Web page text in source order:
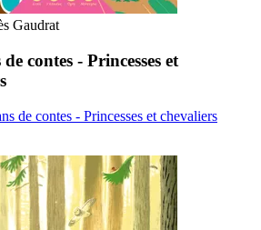
Gaudrat
contes - Princesses et
de contes - Princesses et chevaliers